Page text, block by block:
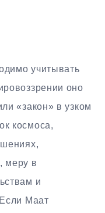
учитывать
оно
«закон» в узком
космоса,
меру в
и
Маат